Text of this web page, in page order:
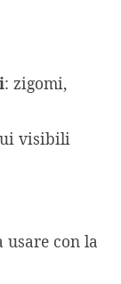
: zigomi,
visibili
usare con la